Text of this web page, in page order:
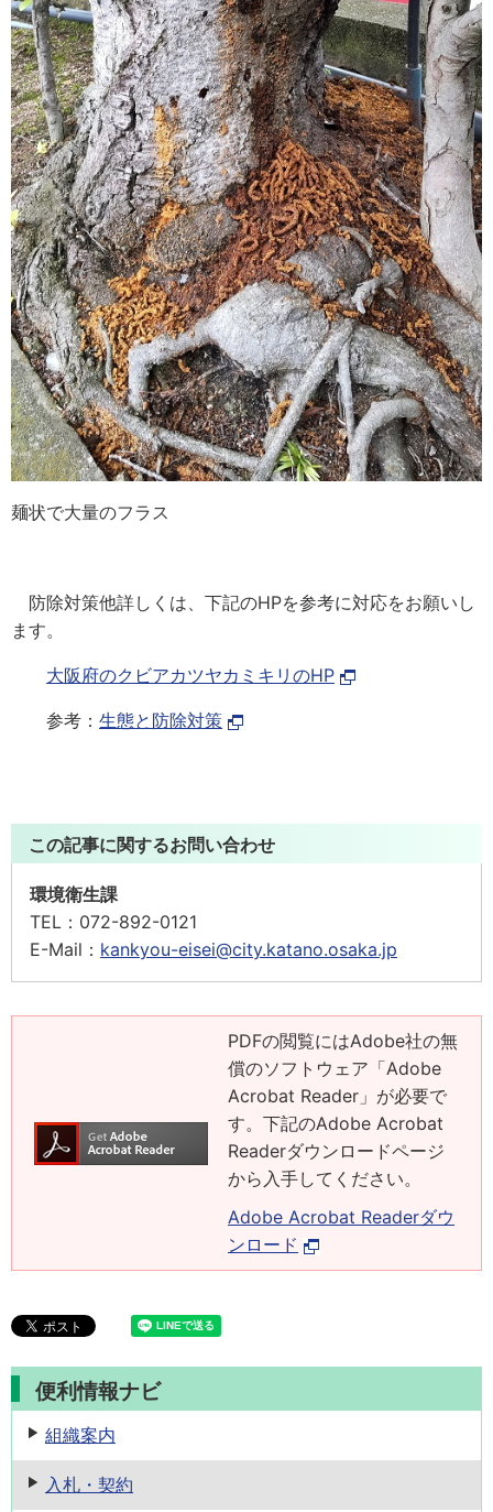
麺状で大量のフラス
防除対策他詳しくは、下記のHPを参考に対応をお願いし
ます。
大阪府のクビアカツヤカミキリのHP
参考： 生態と防除対策
この記事に関するお問い合わせ
環境衛生課
TEL： 072-892-0121
E-Mail： kankyou-eisei@city.katano.osaka.jp
PDFの閲覧にはAdobe社の無
償のソフトウェア「Adobe
Acrobat Reader」が必要で
す。下記のAdobe Acrobat
Readerダウンロードページ
から入手してください。
Adobe Acrobat Readerダウ
ンロード
便利情報ナビ
組織案内
入札・契約